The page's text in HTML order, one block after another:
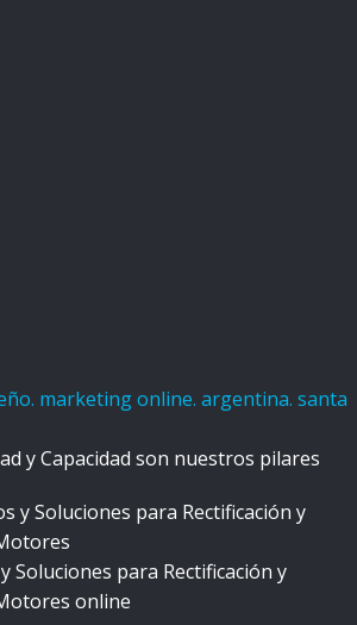
y Capacidad son nuestros pilares
Soluciones para Rectificación y
online